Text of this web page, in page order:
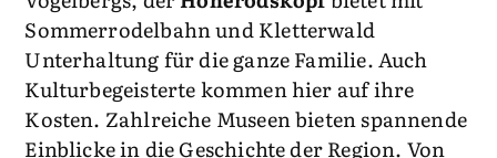
Sommerrodelbahn und Kletterwald
Unterhaltung für die ganze Familie. Auch
Kulturbegeisterte kommen hier auf ihre
Kosten. Zahlreiche Museen bieten spannende
Einblicke in die Geschichte der Region. Von